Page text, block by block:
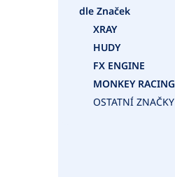
dle Značek
FX ENGINE
HUDY
MONKEY RACING
XRAY
OSTATNÍ ZNAČKY